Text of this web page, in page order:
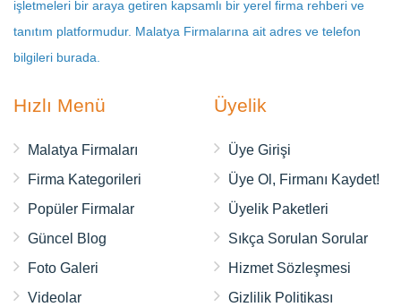
işletmeleri bir araya getiren kapsamlı bir yerel firma rehberi ve
tanıtım platformudur. Malatya Firmalarına ait adres ve telefon
bilgileri burada.
Hızlı Menü
Malatya Firmaları
Firma Kategorileri
Popüler Firmalar
Güncel Blog
Foto Galeri
Videolar
Üyelik
Üye Girişi
Üye Ol, Firmanı Kaydet!
Üyelik Paketleri
Sıkça Sorulan Sorular
Hizmet Sözleşmesi
Gizlilik Politikası